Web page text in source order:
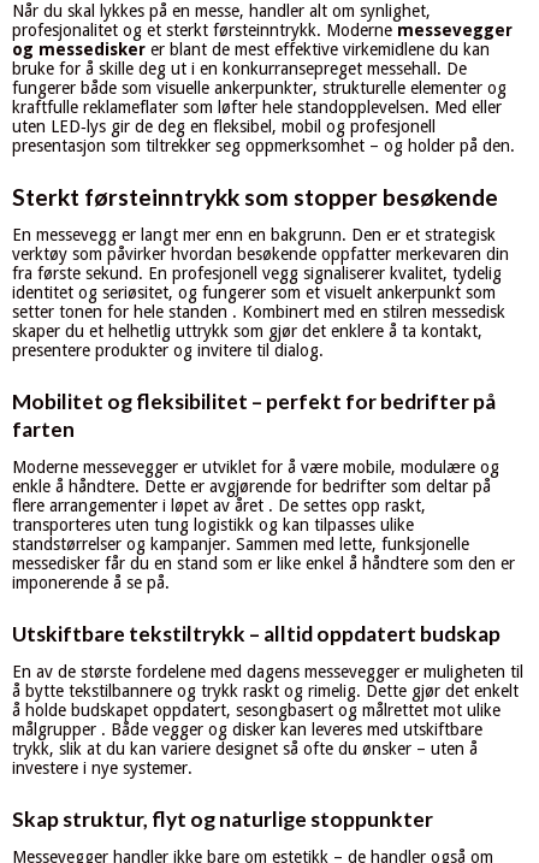
Når du skal lykkes på en messe, handler alt om synlighet,
profesjonalitet og et sterkt førsteinntrykk. Moderne messevegger
og messedisker er blant de mest effektive virkemidlene du kan
bruke for å skille deg ut i en konkurransepreget messehall. De
fungerer både som visuelle ankerpunkter, strukturelle elementer og
kraftfulle reklameflater som løfter hele standopplevelsen. Med eller
uten LED‑lys gir de deg en fleksibel, mobil og profesjonell
presentasjon som tiltrekker seg oppmerksomhet – og holder på den.
Sterkt førsteinntrykk som stopper besøkende
En messevegg er langt mer enn en bakgrunn. Den er et strategisk
verktøy som påvirker hvordan besøkende oppfatter merkevaren din
fra første sekund. En profesjonell vegg signaliserer kvalitet, tydelig
identitet og seriøsitet, og fungerer som et visuelt ankerpunkt som
setter tonen for hele standen . Kombinert med en stilren messedisk
skaper du et helhetlig uttrykk som gjør det enklere å ta kontakt,
presentere produkter og invitere til dialog.
Mobilitet og fleksibilitet – perfekt for bedrifter på
farten
Moderne messevegger er utviklet for å være mobile, modulære og
enkle å håndtere. Dette er avgjørende for bedrifter som deltar på
flere arrangementer i løpet av året . De settes opp raskt,
transporteres uten tung logistikk og kan tilpasses ulike
standstørrelser og kampanjer. Sammen med lette, funksjonelle
messedisker får du en stand som er like enkel å håndtere som den er
imponerende å se på.
Utskiftbare tekstiltrykk – alltid oppdatert budskap
En av de største fordelene med dagens messevegger er muligheten til
å bytte tekstilbannere og trykk raskt og rimelig. Dette gjør det enkelt
å holde budskapet oppdatert, sesongbasert og målrettet mot ulike
målgrupper . Både vegger og disker kan leveres med utskiftbare
trykk, slik at du kan variere designet så ofte du ønsker – uten å
investere i nye systemer.
Skap struktur, flyt og naturlige stoppunkter
Messevegger handler ikke bare om estetikk – de handler også om